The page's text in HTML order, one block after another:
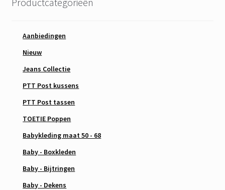
Aanbiedingen
Nieuw
Jeans Collectie
PTT Post kussens
PTT Post tassen
TOETIE Poppen
Babykleding maat 50 - 68
Baby - Boxkleden
Baby - Bijtringen
Baby - Dekens